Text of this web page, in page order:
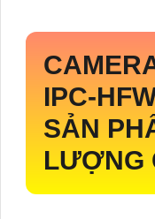
IPC-
SẢN
LƯỢNG